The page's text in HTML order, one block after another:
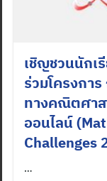
เชิญชวนนักเ
ร่วมโครงกา
ทางคณิตศาส
ออนไลน์
Challenges
…